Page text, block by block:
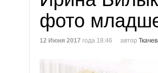
фото
12 Июня 2017 года 18:46 автор